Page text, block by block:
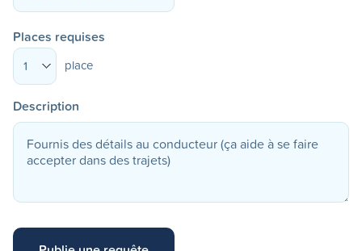
Places requises
1 place
Description